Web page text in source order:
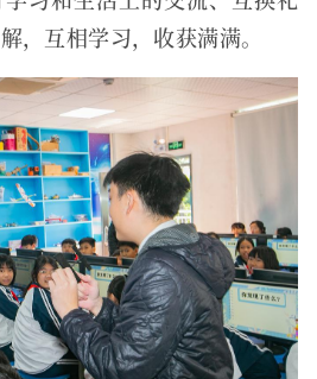
，互相学习，收获满满。